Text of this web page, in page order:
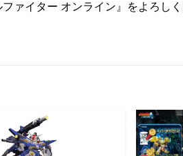
ァイター オンライン』をよろし